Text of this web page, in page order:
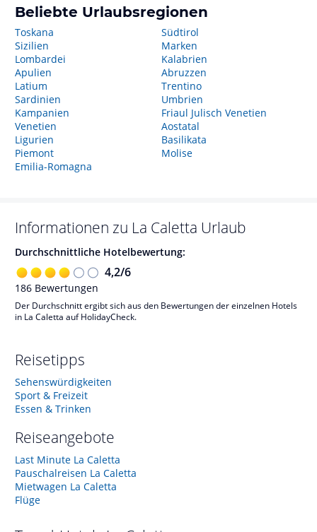
Beliebte Urlaubsregionen
Toskana
Sizilien
Lombardei
Apulien
Latium
Sardinien
Kampanien
Venetien
Ligurien
Piemont
Emilia-Romagna
Südtirol
Marken
Kalabrien
Abruzzen
Trentino
Umbrien
Friaul Julisch Venetien
Aostatal
Basilikata
Molise
Informationen zu La Caletta Urlaub
Durchschnittliche Hotelbewertung:
4,2/6
186 Bewertungen
Der Durchschnitt ergibt sich aus den Bewertungen der einzelnen Hotels
in La Caletta auf HolidayCheck.
Reisetipps
Sehenswürdigkeiten
Sport & Freizeit
Essen & Trinken
Reiseangebote
Last Minute La Caletta
Pauschalreisen La Caletta
Mietwagen La Caletta
Flüge